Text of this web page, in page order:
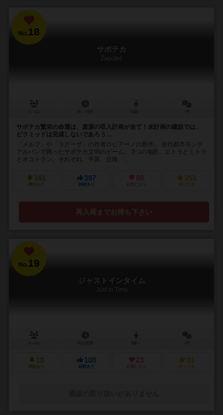
No.18
サポテカ
Zapotec
サポテカ繁栄の命運は、資源の収入計画が全て！未計画の建設では、
ピラミッドは完成しないであろう…
「メルフ」や「ラグーザ」の作者ロピアーノの新作。 古代都市モンテ
アルバンで興ったサポテカ文明のゲーム。 3つの地区、エトラとミトラ
とオコトラン。それぞれ、平原、丘陵、...
161
興味あり
397
経験あり
98
お気に入り
251
持ってる
再入荷までお待ち下さい
No.19
ジャストインタイム
Just in Time
13
興味あり
108
経験あり
23
お気に入り
31
持ってる